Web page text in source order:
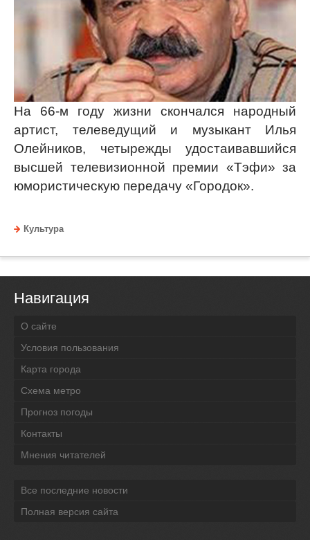
На 66-м году жизни скончался народный
артист, телеведущий и музыкант Илья
Олейников, четырежды удостаивавшийся
высшей телевизионной премии «Тэфи» за
юмористическую передачу «Городок».
Культура
Навигация
О сайте
Условия пользования
Карта города
Схема метро
Прогноз погоды
Контакты
Мнения читателей
Все последние новости
Полная версия сайта